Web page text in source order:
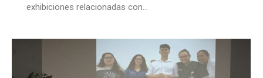
exhibiciones relacionadas con…